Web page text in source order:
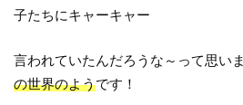
子たちにキャーキャー
言われていたんだろうな～って思い
の世界のようです！